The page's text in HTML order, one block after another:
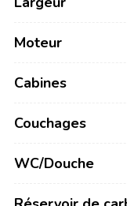
Moteur
Cabines
Couchages
WC/Douche